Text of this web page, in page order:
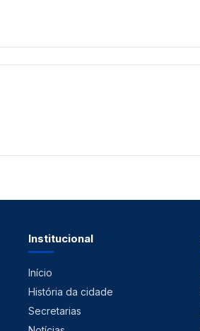
Institucional
Início
História da cidade
Secretarias